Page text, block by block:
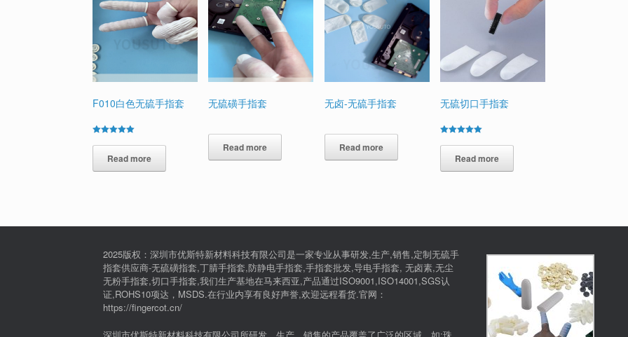
F010白色无硫手指套
5.00
out of 5Read more
无硫磺手指套
Read more
无卤-无硫手指套
Read more
无硫切口手指套
5.00
out of 5Read more
2025版权：深圳市优斯特新材料科技有限公司是一家专业从事研发,生产,销售,定制无硫手
指套供应商-无硫磺指套,丁腈手指套,防静电手指套,手指套批发,导电手指套, 无卤素,无尘
无粉手指套,切口手指套,我们生产基地在马来西亚,产品通过ISO9001,ISO14001,SGS认
证,ROHS10项达，MSDS.在行业内享有良好声誉,欢迎远程看货.官网：
https://fingercot.cn/